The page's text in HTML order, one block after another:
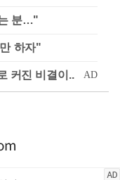
분…"
하자"